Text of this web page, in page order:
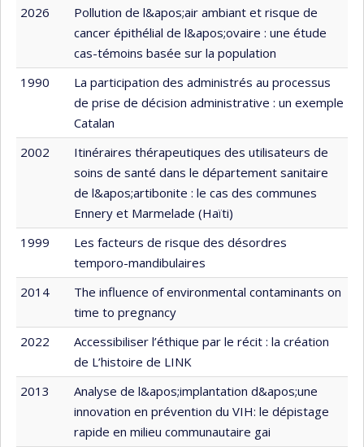
2026
Pollution de l&apos;air ambiant et risque de
cancer épithélial de l&apos;ovaire : une étude
cas-témoins basée sur la population
1990
La participation des administrés au processus
de prise de décision administrative : un exemple
Catalan
2002
Itinéraires thérapeutiques des utilisateurs de
soins de santé dans le département sanitaire
de l&apos;artibonite : le cas des communes
Ennery et Marmelade (Haïti)
1999
Les facteurs de risque des désordres
temporo-mandibulaires
2014
The influence of environmental contaminants on
time to pregnancy
2022
Accessibiliser l’éthique par le récit : la création
de L’histoire de LINK
2013
Analyse de l&apos;implantation d&apos;une
innovation en prévention du VIH: le dépistage
rapide en milieu communautaire gai